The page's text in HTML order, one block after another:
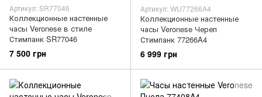
Артикул: SR77046
Коллекционные настенные
часы Veronese в стиле
Стимпанк SR77046
7 500 грн
Артикул: WU77266A4
Коллекционные настенные
часы Veronese Череп
Стимпанк 77266A4
6 999 грн